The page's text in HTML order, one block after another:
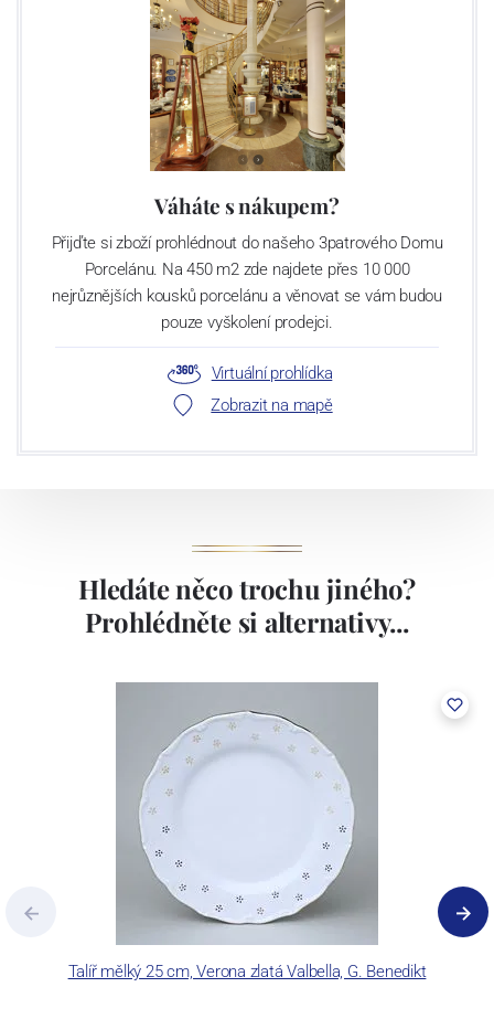
Váháte s nákupem?
Přijďte si zboží prohlédnout do našeho 3patrového Domu
Porcelánu. Na 450 m2 zde najdete přes 10 000
nejrůznějších kousků porcelánu a věnovat se vám budou
pouze vyškolení prodejci.
Virtuální prohlídka
Zobrazit na mapě
Hledáte něco trochu jiného?
Prohlédněte si alternativy...
Talíř mělký 25 cm, Verona zlatá Valbella, G. Benedikt